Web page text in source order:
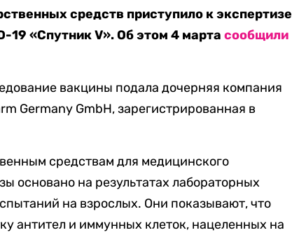
средств приступило к экспертизе
19 «Спутник V». Об этом 4 мартасообщили
вакцины подала дочерняя компания
Germany GmbH, зарегистрированная в
средствам для медицинского
основано на результатах лабораторных
на взрослых. Они показывают, что
антител и иммунных клеток, нацеленных на